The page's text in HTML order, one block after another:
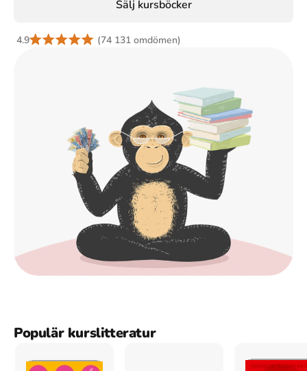
Sälj kursböcker
4.9 (74 131 omdömen)
Populär kurslitteratur